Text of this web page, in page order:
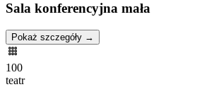
Sala konferencyjna mała
Pokaż szczegóły →
100
teatr